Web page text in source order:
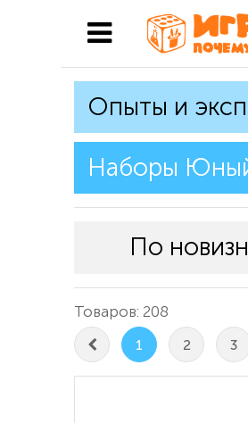
Опыты и
Наборы
По
Товаров: 208
1 2 3